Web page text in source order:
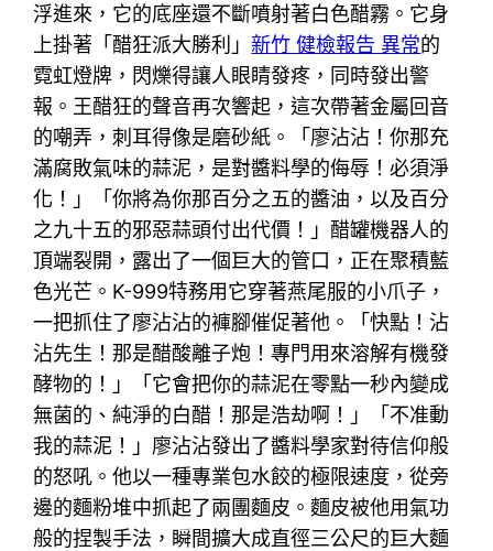
浮進來，它的底座還不斷噴射著白色醋霧。它身
上掛著「醋狂派大勝利」新竹 健檢報告 異常的
霓虹燈牌，閃爍得讓人眼睛發疼，同時發出警
報。王醋狂的聲音再次響起，這次帶著金屬回音
的嘲弄，刺耳得像是磨砂紙。「廖沾沾！你那充
滿腐敗氣味的蒜泥，是對醬料學的侮辱！必須淨
化！」「你將為你那百分之五的醬油，以及百分
之九十五的邪惡蒜頭付出代價！」醋罐機器人的
頂端裂開，露出了一個巨大的管口，正在聚積藍
色光芒。K-999特務用它穿著燕尾服的小爪子，
一把抓住了廖沾沾的褲腳催促著他。「快點！沾
沾先生！那是醋酸離子炮！專門用來溶解有機發
酵物的！」「它會把你的蒜泥在零點一秒內變成
無菌的、純淨的白醋！那是浩劫啊！」「不准動
我的蒜泥！」廖沾沾發出了醬料學家對待信仰般
的怒吼。他以一種專業包水餃的極限速度，從旁
邊的麵粉堆中抓起了兩團麵皮。麵皮被他用氣功
般的捏製手法，瞬間擴大成直徑三公尺的巨大麵